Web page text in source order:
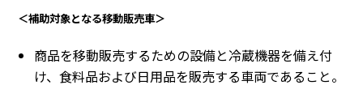
＜補助対象となる移動販売車＞
商品を移動販売するための設備と冷蔵機器を備え付
け、食料品および日用品を販売する車両であること。